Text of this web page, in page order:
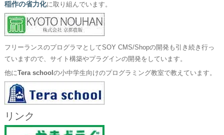
稲作の省力化に取り組んでいます。
フリーランスのプログラマとしてSOY CMS/Shopの開発も引き続き行っ
ていますので、サイト構築やプラグインの開発をしています。
他にTera school の小中学生向けのプログラミング教室で教えています。
リンク